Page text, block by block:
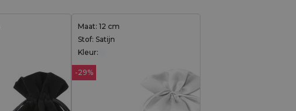
Maat: 12 cm
Stof: Satijn
Kleur:
-29%